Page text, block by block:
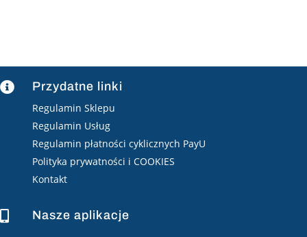
 Przydatne linki
Regulamin Sklepu
Regulamin Usług
Regulamin płatności cyklicznych PayU
Polityka prywatności i COOKIES
Kontakt
 Nasze aplikacje